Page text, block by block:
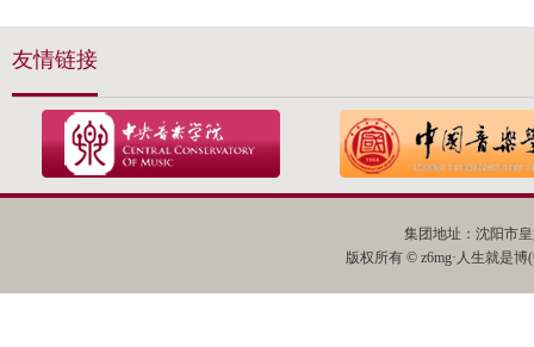
友情链接
集团地址：沈阳市
版权所有 © z6mg·人生就是